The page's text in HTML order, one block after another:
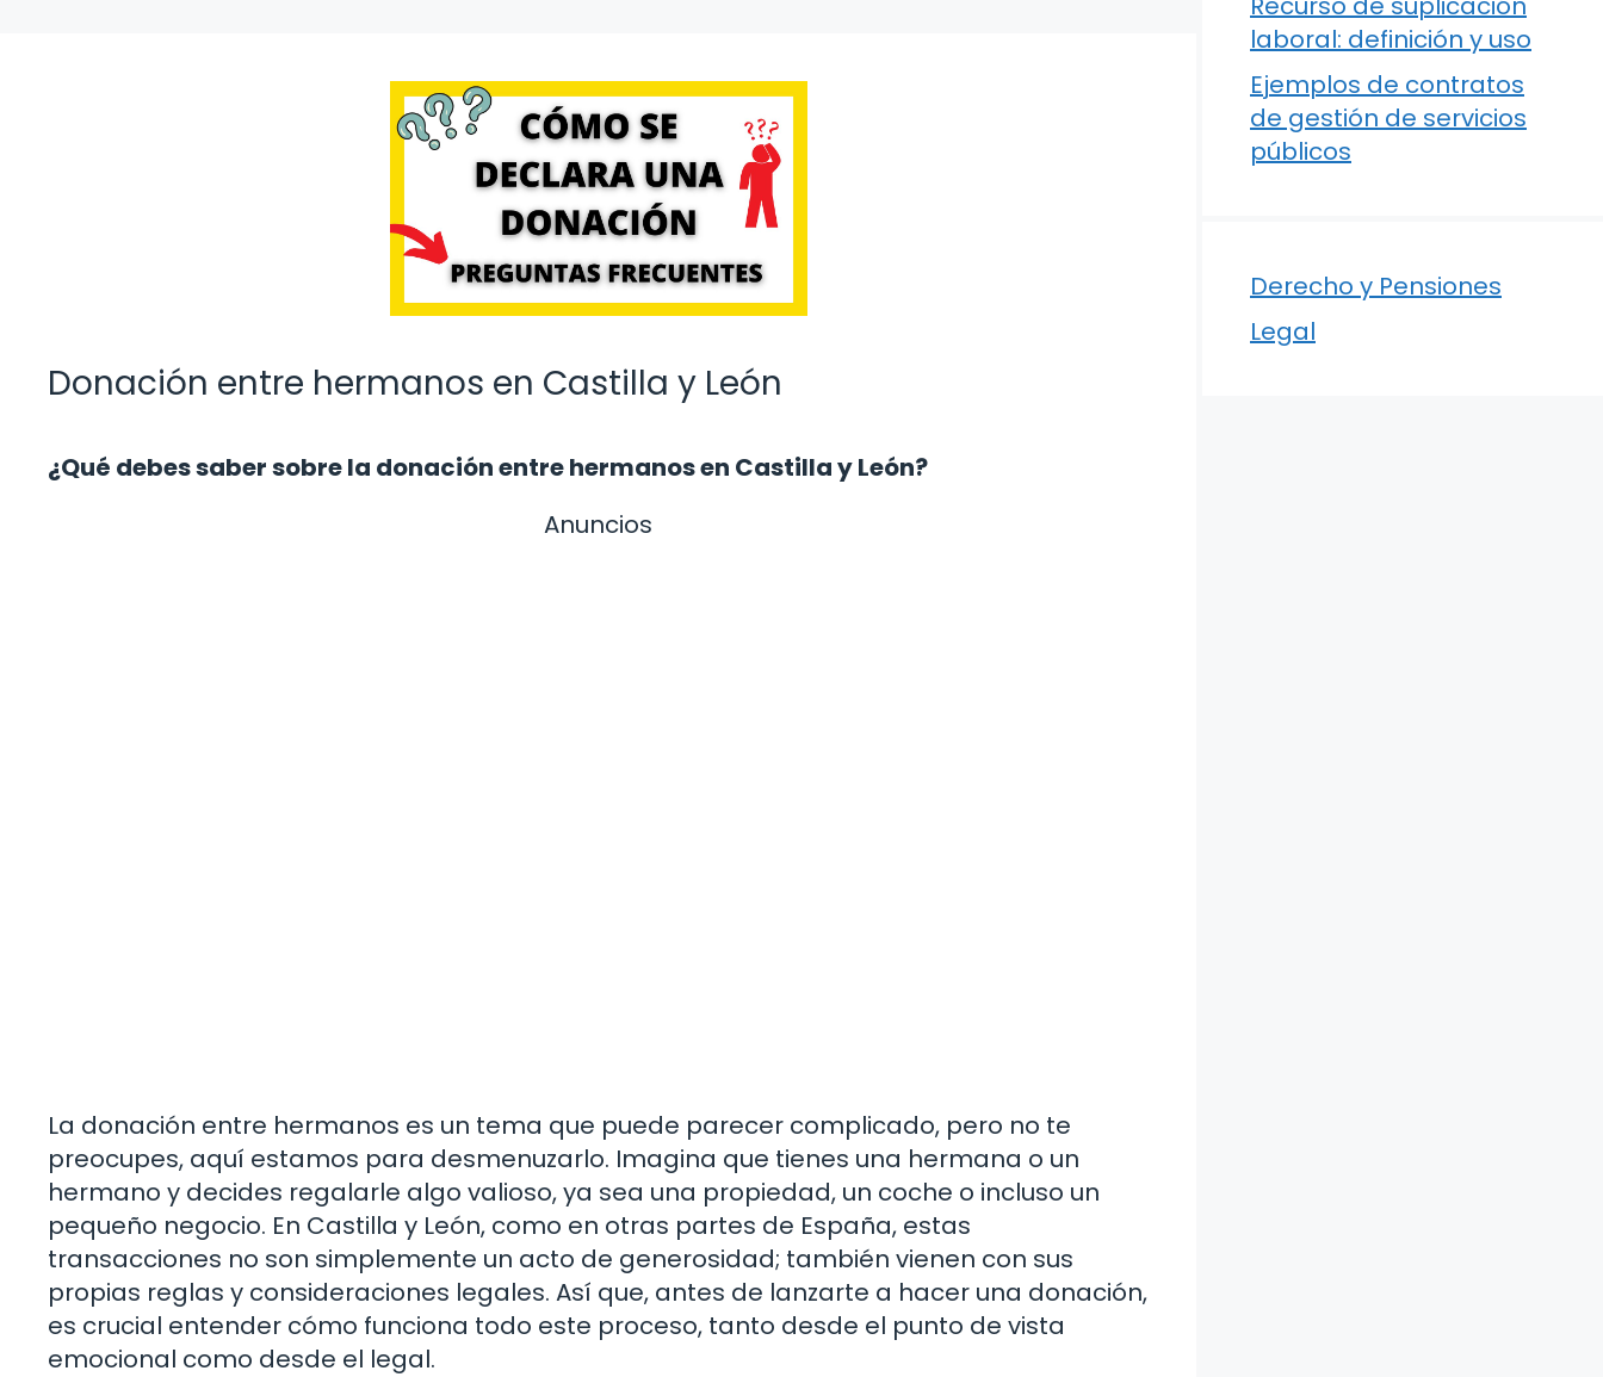
Donación entre hermanos en Castilla y León
¿Qué debes saber sobre la donación entre hermanos en Castilla y León?
Anuncios
La donación entre hermanos es un tema que puede parecer complicado, pero no te
preocupes, aquí estamos para desmenuzarlo. Imagina que tienes una hermana o un
hermano y decides regalarle algo valioso, ya sea una propiedad, un coche o incluso un
pequeño negocio. En Castilla y León, como en otras partes de España, estas
transacciones no son simplemente un acto de generosidad; también vienen con sus
propias reglas y consideraciones legales. Así que, antes de lanzarte a hacer una donación,
es crucial entender cómo funciona todo este proceso, tanto desde el punto de vista
emocional como desde el legal.
laboral: definición y uso
Ejemplos de contratos
de gestión de servicios
públicos
Derecho y Pensiones
Legal